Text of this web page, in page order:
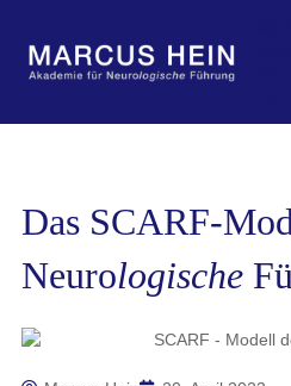
springen
Das SCARF-
Neurologische